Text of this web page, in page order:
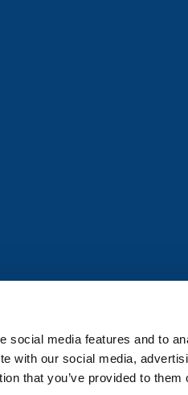
social media features and to
with our social media,
that you’ve provided to them